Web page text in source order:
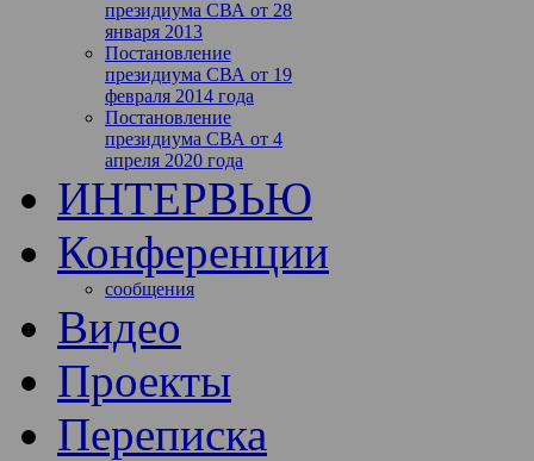
президиума СВА от 28
января 2013
Постановление
президиума СВА от 19
февраля 2014 года
Постановление
президиума СВА от 4
апреля 2020 года
ИНТЕРВЬЮ
Конференции
сообщения
Видео
Проекты
Переписка